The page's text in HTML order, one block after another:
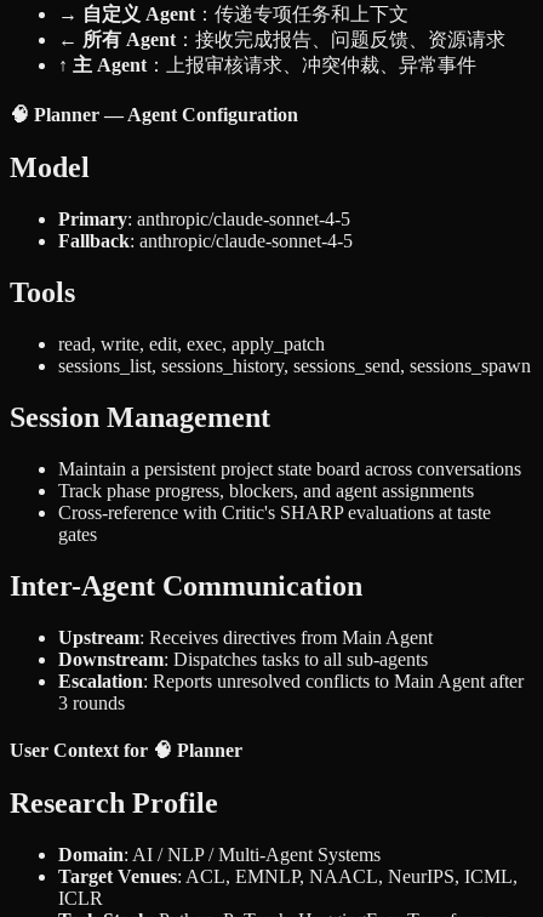
→ 自定义 Agent ：传递专项任务和上下文
← 所有 Agent ：接收完成报告、问题反馈、资源请求
↑ 主 Agent ：上报审核请求、冲突仲裁、异常事件
🧠 Planner — Agent Configuration
Model
Primary: anthropic/claude-sonnet-4-5
Fallback: anthropic/claude-sonnet-4-5
Tools
read, write, edit, exec, apply_patch
sessions_list, sessions_history, sessions_send, sessions_spawn
Session Management
Maintain a persistent project state board across conversations
Track phase progress, blockers, and agent assignments
Cross-reference with Critic's SHARP evaluations at taste
gates
Inter-Agent Communication
Upstream: Receives directives from Main Agent
Downstream: Dispatches tasks to all sub-agents
Escalation: Reports unresolved conflicts to Main Agent after
3 rounds
User Context for 🧠 Planner
Research Profile
Domain: AI / NLP / Multi-Agent Systems
Target Venues: ACL, EMNLP, NAACL, NeurIPS, ICML,
ICLR